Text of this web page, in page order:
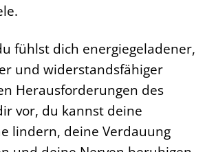
fühlst dich energiegeladener,
und widerstandsfähiger
Herausforderungen des
vor, du kannst deine
lindern, deine Verdauung